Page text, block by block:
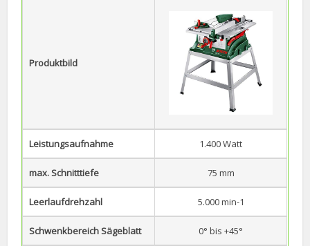
Produktbild
Leistungsaufnahme 1.400 Watt
max. Schnitttiefe 75 mm
Leerlaufdrehzahl 5.000 min-1
Schwenkbereich Sägeblatt 0° bis +45°